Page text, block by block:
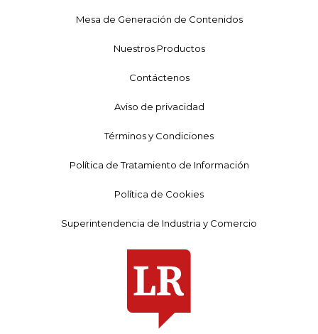
Mesa de Generación de Contenidos
Nuestros Productos
Contáctenos
Aviso de privacidad
Términos y Condiciones
Política de Tratamiento de Información
Política de Cookies
Superintendencia de Industria y Comercio